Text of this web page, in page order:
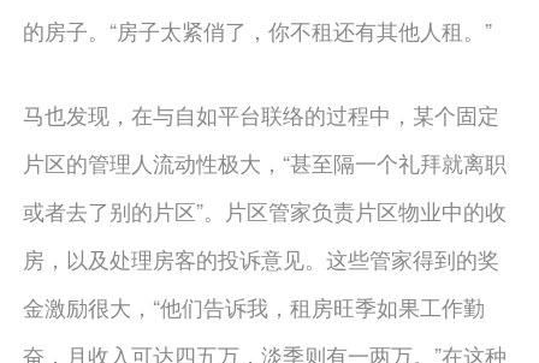
的房子。“房子太紧俏了，你不租还有其他人租。”
马也发现，在与自如平台联络的过程中，某个固定
片区的管理人流动性极大，“甚至隔一个礼拜就离职
或者去了别的片区”。片区管家负责片区物业中的收
房，以及处理房客的投诉意见。这些管家得到的奖
金激励很大，“他们告诉我，租房旺季如果工作勤
奋，月收入可达四五万，淡季则有一两万。”在这种